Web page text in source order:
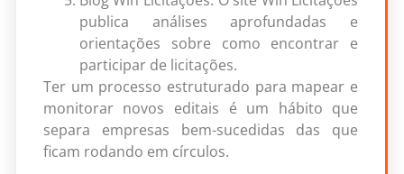
publica análises aprofundadas e
orientações sobre como encontrar e
participar de licitações.
Ter um processo estruturado para mapear e
monitorar novos editais é um hábito que
separa empresas bem-sucedidas das que
ficam rodando em círculos.